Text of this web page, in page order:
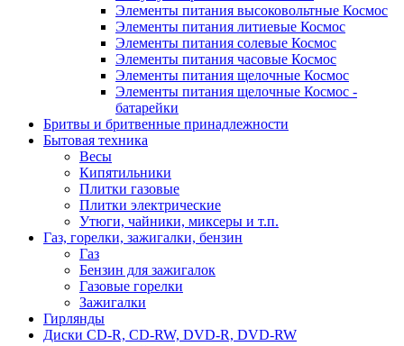
Элементы питания высоковольтные Космос
Элементы питания литиевые Космос
Элементы питания солевые Космос
Элементы питания часовые Космос
Элементы питания щелочные Космос
Элементы питания щелочные Космос -
батарейки
Бритвы и бритвенные принадлежности
Бытовая техника
Весы
Кипятильники
Плитки газовые
Плитки электрические
Утюги, чайники, миксеры и т.п.
Газ, горелки, зажигалки, бензин
Газ
Бензин для зажигалок
Газовые горелки
Зажигалки
Гирлянды
Диски CD-R, CD-RW, DVD-R, DVD-RW